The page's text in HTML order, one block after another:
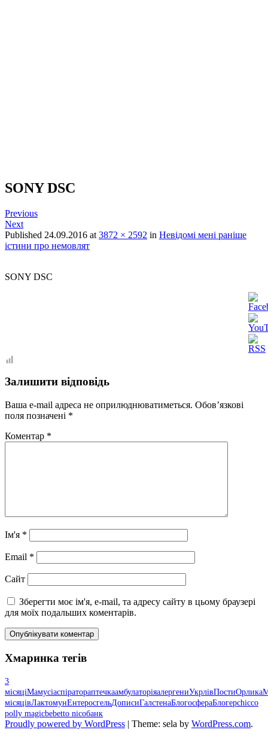
SONY DSC
Previous
Next
Published 24.09.2016 at 3872 × 2592 in Невідомі мені раніше
істини про немовлят
SONY DSC
Залишити відповідь
Ваша e-mail адреса не оприлюднюватиметься. Обов’язкові
поля позначені *
Коментар *
Ім'я *
Email *
Сайт
Зберегти моє ім'я, e-mail, та адресу сайту в цьому браузері
для моїх подальших коментарів.
Хмаринка тегів
3
місяціМамусіаспіратораптечкаамбулаторіяалергениУкрлівПостиОрлика
місяцівЛактомунЕнтеросгельДописиГалстенаБлогосфераБлогерchicco
polly magicbebetto nicoбанк
Proudly powered by WordPress Theme: sela by WordPress.com.